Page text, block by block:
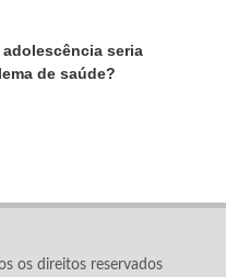
seria
de saúde?
os direitos reservados